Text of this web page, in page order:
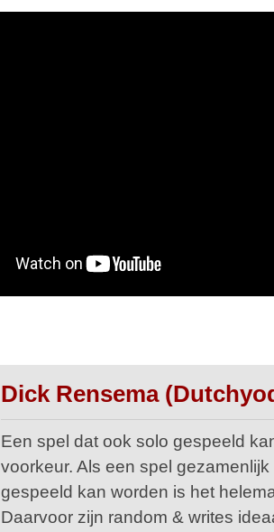
Dick Rensema
Een spel dat ook solo gespeeld
voorkeur. Als een spel
gespeeld kan worden is het
Daarvoor zijn random & writes